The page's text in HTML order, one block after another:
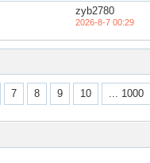
zyb2780
2026-8-7 00:29
7 8 9 10 ... 1000